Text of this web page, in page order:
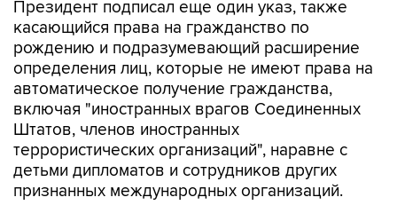
рождению и подразумевающий расширение
определения лиц, которые не имеют права на
автоматическое получение гражданства,
включая "иностранных врагов Соединенных
Штатов, членов иностранных
террористических организаций", наравне с
детьми дипломатов и сотрудников других
признанных международных организаций.
Издание The Hillобращает внимание, что эти